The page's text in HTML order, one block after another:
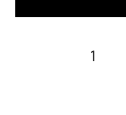
1